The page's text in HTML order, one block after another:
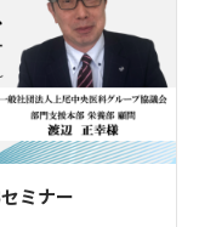
ミナー